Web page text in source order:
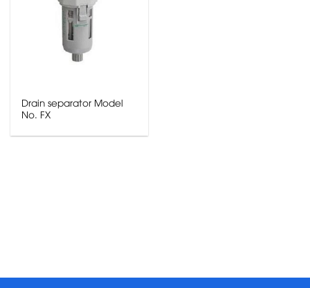
Drain separator Model
No. FX